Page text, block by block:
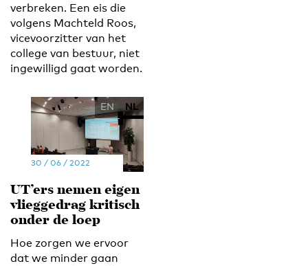
verbreken. Een eis die
volgens Machteld Roos,
vicevoorzitter van het
college van bestuur, niet
ingewilligd gaat worden.
EN NL
30 / 06 / 2022
UT’ers nemen eigen
vlieggedrag kritisch
onder de loep
Hoe zorgen we ervoor
dat we minder gaan